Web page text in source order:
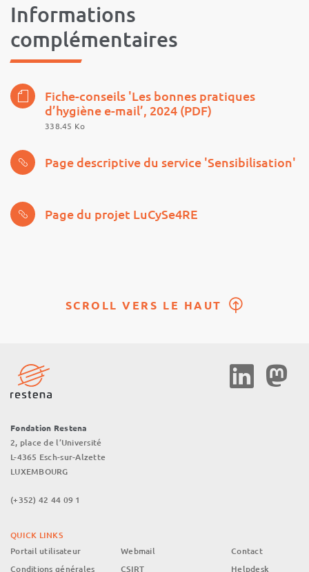
Informations
complémentaires
Fiche-conseils 'Les bonnes pratiques
d’hygiène e-mail’, 2024 (PDF)
338.45 Ko
Page descriptive du service 'Sensibilisation'
Page du projet LuCySe4RE
SCROLL VERS LE HAUT
Fondation Restena
2, place de l’Université
L-4365 Esch-sur-Alzette
LUXEMBOURG
(+352) 42 44 09 1
Social
Media
QUICK LINKS
Portail utilisateur
Conditions générales
Webmail
CSIRT
Contact
Helpdesk